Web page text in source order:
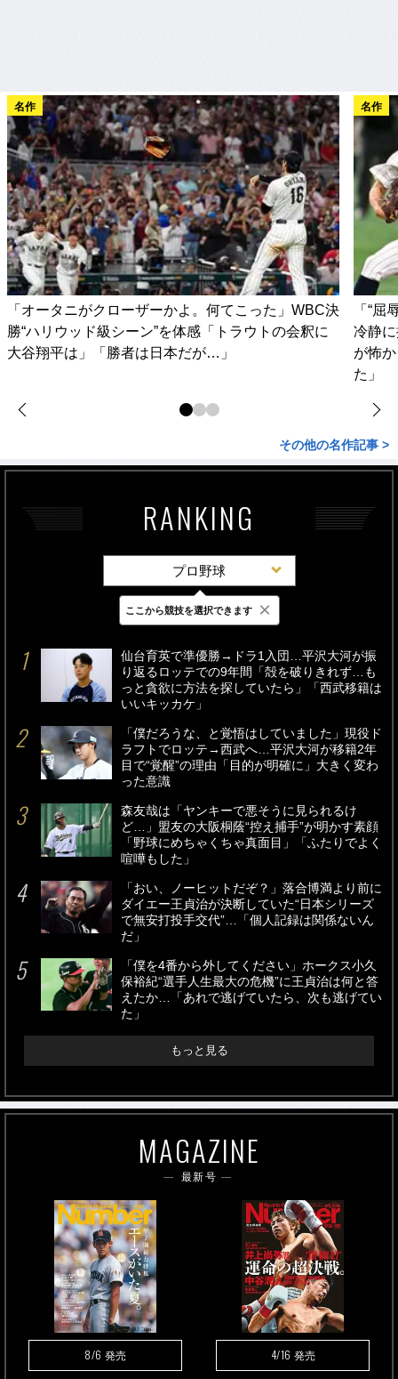
名作
「オータニがクローザーかよ。何てこった」WBC決
勝“ハリウッド級シーン”を体感「トラウトの会釈に
大谷翔平は」「勝者は日本だが…」
名作
「“
冷静
が怖
た」
その他の名作記事 >
RANKING
プロ野球
最新 24時間 週間
仙台育英で準優勝→ドラ1入団…平沢大河が振
り返るロッテでの9年間「殻を破りきれず…も
っと貪欲に方法を探していたら」「西武移籍は
いいキッカケ」
「僕だろうな、と覚悟はしていました」現役ド
ラフトでロッテ→西武へ…平沢大河が移籍2年
目で“覚醒”の理由「目的が明確に」大きく変わ
った意識
森友哉は「ヤンキーで悪そうに見られるけ
ど…」盟友の大阪桐蔭“控え捕手”が明かす素顔
「野球にめちゃくちゃ真面目」「ふたりでよく
喧嘩もした」
「おい、ノーヒットだぞ？」落合博満より前に
ダイエー王貞治が決断していた“日本シリーズ
で無安打投手交代”…「個人記録は関係ないん
だ」
「僕を4番から外してください」ホークス小久
保裕紀“選手人生最大の危機”に王貞治は何と答
えたか…「あれで逃げていたら、次も逃げてい
た」
もっと見る
MAGAZINE
最新号
8/6 発売 4/16 発売
ここから競技を選択できます ×